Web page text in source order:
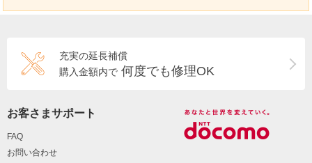
充実の延長補償
購入金額内で 何度でも修理OK
お客さまサポート
FAQ
お問い合わせ